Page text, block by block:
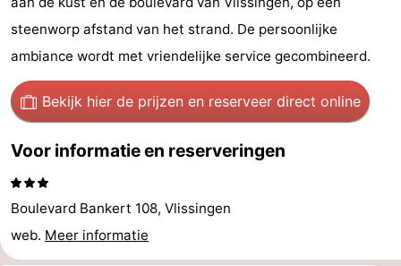
-
Duinzicht
-
Galgewei
-
Vlissingen
Zeeland
Vebenabos
-
Westduin
Last
steenworp afstand van het strand. De persoonlijke
ambiance wordt met vriendelijke service gecombineerd.
Bekijk hier de prijzen en reserveer direct online
Voor informatie en reserveringen
Boulevard Bankert 108, Vlissingen
web. Meer informatie